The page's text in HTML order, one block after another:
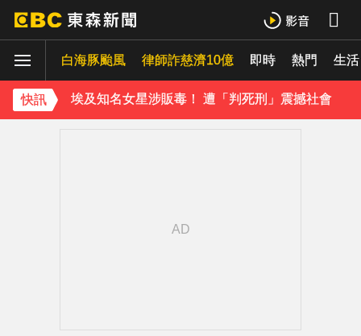
白海豚颱風 律師詐慈濟10億 即時 熱門 生活
快訊
埃及知名女星涉販毒！ 遭「判死刑」震撼社會
下載東森App，隨時掌握天下大小事！